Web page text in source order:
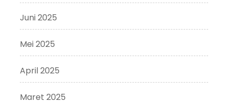
Juni 2025
Mei 2025
April 2025
Maret 2025